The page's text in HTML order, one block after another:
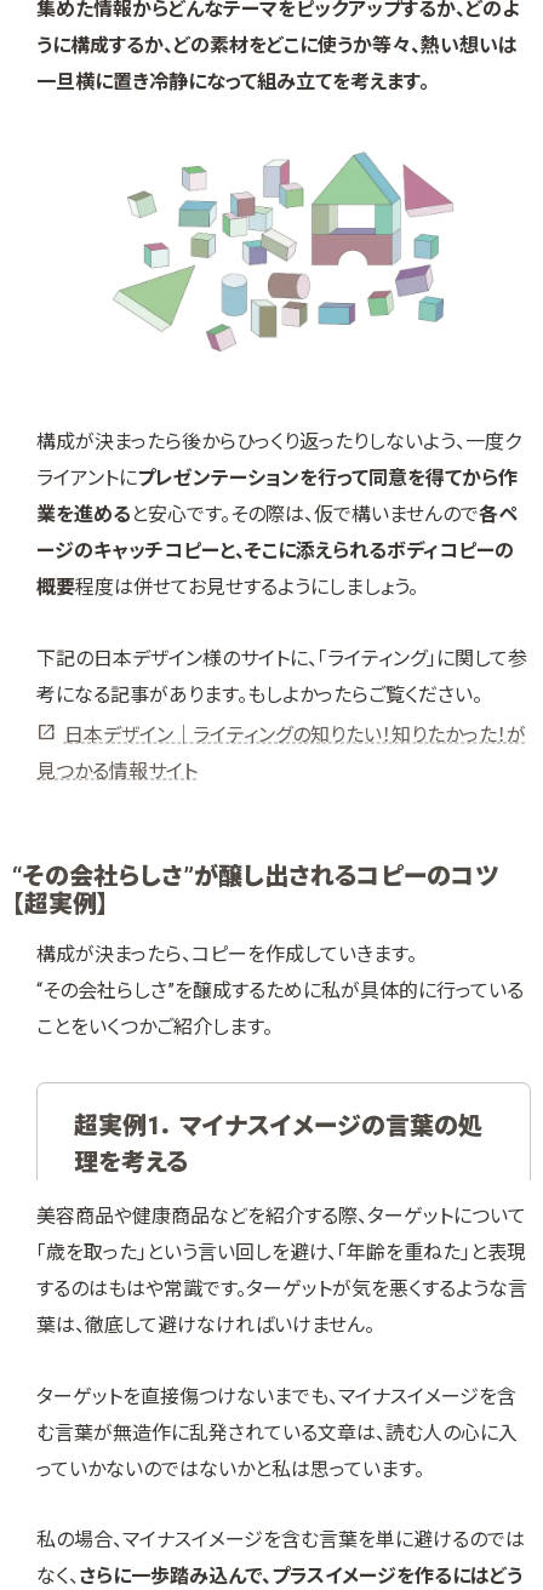
集めた情報からどんなテーマをピックアップするか、どのよ
うに構成するか、どの素材をどこに使うか等々、熱い想いは
一旦横に置き冷静になって組み立てを考えます。
構成が決まったら後からひっくり返ったりしないよう、一度ク
ライアントにプレゼンテーションを行って同意を得てから作
業を進める と安心です。その際は、仮で構いませんので各ペ
ージのキャッチコピーと、そこに添えられるボディコピーの
概要程度は併せてお見せするようにしましょう。
下記の日本デザイン様のサイトに、「ライティング」に関して参
考になる記事があります。もしよかったらご覧ください。
日本デザイン｜ライティングの知りたい！知りたかった！が
見つかる情報サイト
“その会社らしさ”が醸し出されるコピーのコツ
【超実例】
構成が決まったら、コピーを作成していきます。
“その会社らしさ”を醸成するために私が具体的に行っている
ことをいくつかご紹介します。
超実例1． マイナスイメージの言葉の処
理を考える
美容商品や健康商品などを紹介する際、ターゲットについて
「歳を取った」という言い回しを避け、「年齢を重ねた」と表現
するのはもはや常識です。ターゲットが気を悪くするような言
葉は、徹底して避けなければいけません。
ターゲットを直接傷つけないまでも、マイナスイメージを含
む言葉が無造作に乱発されている文章は、読む人の心に入
っていかないのではないかと私は思っています。
私の場合、マイナスイメージを含む言葉を単に避けるのでは
なく、さらに一歩踏み込んで、プラスイメージを作るにはどう